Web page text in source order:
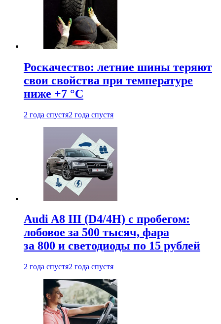
Роскачество: летние шины теряют
свои свойства при температуре
ниже +7 °C
2 года спустя2 года спустя
Audi A8 III (D4/4H) c пробегом:
лобовое за 500 тысяч, фара
за 800 и светодиоды по 15 рублей
2 года спустя2 года спустя